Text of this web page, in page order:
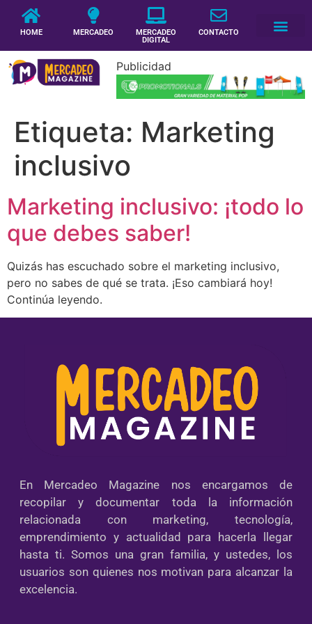
HOME MERCADEO
MERCADEO
DIGITAL
CONTACTO
Publicidad
Etiqueta: Marketing
inclusivo
Marketing inclusivo: ¡todo lo
que debes saber!
Quizás has escuchado sobre el marketing inclusivo,
pero no sabes de qué se trata. ¡Eso cambiará hoy!
Continúa leyendo.
En Mercadeo Magazine nos encargamos de
recopilar y documentar toda la información
relacionada con marketing, tecnología,
emprendimiento y actualidad para hacerla llegar
hasta ti. Somos una gran familia, y ustedes, los
usuarios son quienes nos motivan para alcanzar la
excelencia.